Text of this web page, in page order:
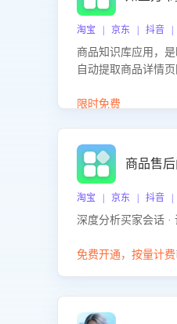
淘宝 | 京东 | 抖音 |
商品知识库应用，
自动提取商品详情
商品知识。
限时免费
商品售
淘宝 | 京东 | 抖音 |
深度分析买家会话 ·
免费开通，按量计费